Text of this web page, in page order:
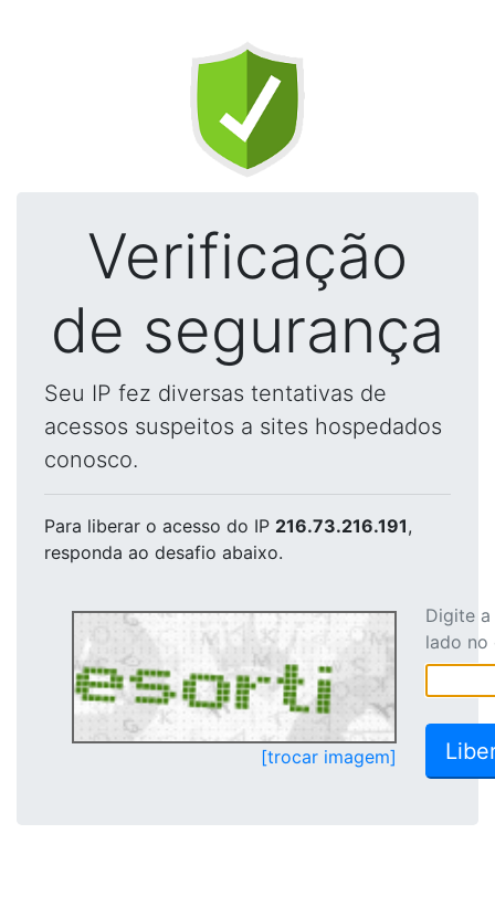
Verificação
de segurança
Seu IP fez diversas tentativas de
acessos suspeitos a sites hospedados
conosco.
Para liberar o acesso do IP 216.73.216.191,
responda ao desafio abaixo.
[trocar imagem]
Digite
lado no